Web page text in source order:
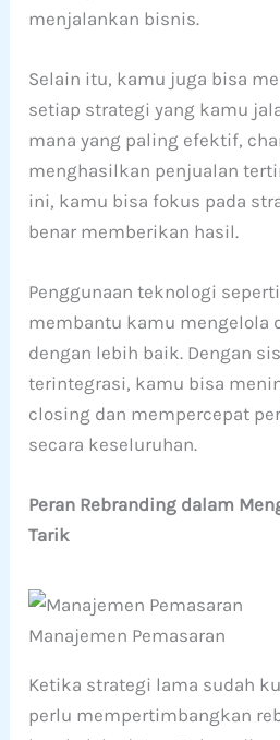
menjalankan bisnis.
Selain itu, kamu juga bisa
setiap strategi yang kamu
mana yang paling efektif,
menghasilkan penjualan
ini, kamu bisa fokus pada
benar memberikan hasil.
Penggunaan teknologi
membantu kamu mengelola
dengan lebih baik. Dengan
terintegrasi, kamu bisa
closing dan mempercepat
secara keseluruhan.
Peran Rebranding dalam
Tarik
Manajemen Pemasaran
Ketika strategi lama sudah
perlu mempertimbangkan